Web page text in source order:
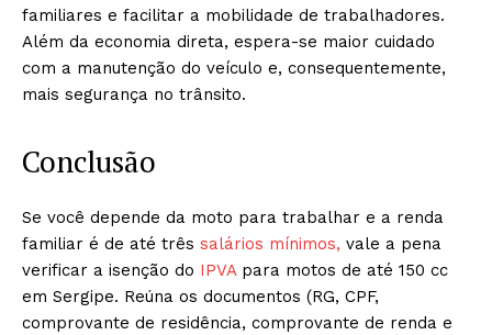
familiares e facilitar a mobilidade de trabalhadores.
Além da economia direta, espera-se maior cuidado
com a manutenção do veículo e, consequentemente,
mais segurança no trânsito.
Conclusão
Se você depende da moto para trabalhar e a renda
familiar é de até três salários mínimos, vale a pena
verificar a isenção do IPVA para motos de até 150 cc
em Sergipe. Reúna os documentos (RG, CPF,
comprovante de residência, comprovante de renda e